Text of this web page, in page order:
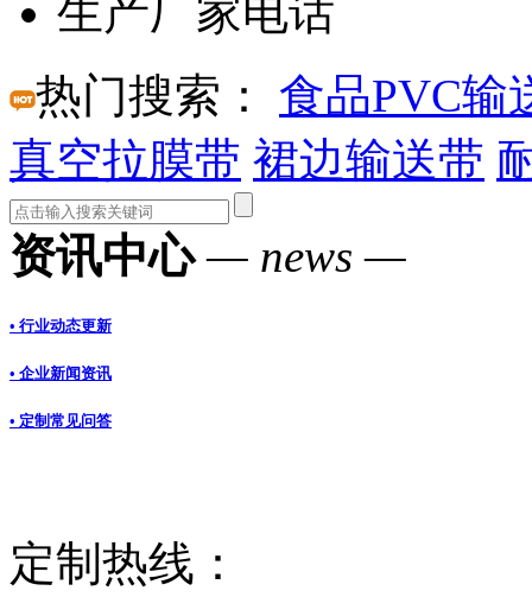
热门搜索：
食品PVC输
真空拉膜带 裙边输送带
资讯中心— news —
• 行业动态更新
• 企业新闻资讯
• 定制常见问答
定制热线：